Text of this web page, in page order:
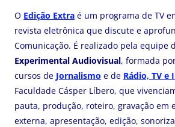
O Edição Extra é um programa de TV
revista eletrônica que discute e
Comunicação. É realizado pela equipe
Experimental Audiovisual, formada
cursos de Jornalismo e de Rádio, TV e
Faculdade Cásper Líbero, que
pauta, produção, roteiro, gravação em
externa, apresentação, edição,